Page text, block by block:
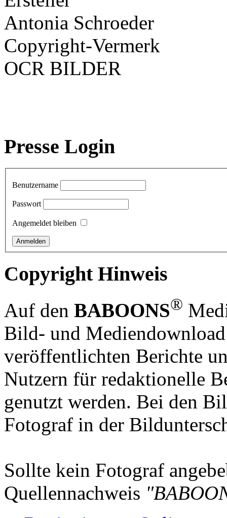
Antonia Schroeder
Copyright-Vermerk
OCR BILDER
Presse Login
Benutzername
Passwort
Angemeldet bleiben
Copyright Hinweis
Auf den BABOONS®
Bild- und
veröffentlichten Berichte
Nutzern für redaktionelle
genutzt werden. Bei den
Fotograf in der
Sollte kein Fotograf
Quellennachweis